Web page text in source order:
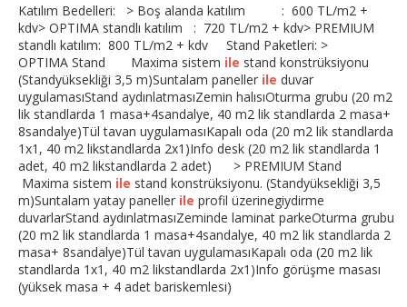
Katılım Bedelleri: > Boş alanda katılım : 600 TL/m2 +
kdv> OPTIMA standlı katılım : 720 TL/m2 + kdv> PREMIUM
standlı katılım: 800 TL/m2 + kdv Stand Paketleri: >
OPTIMA Stand Maxima sistem ile stand konstrüksiyonu
(Standyüksekliği 3,5 m)Suntalam paneller ile duvar
uygulamasıStand aydınlatmasıZemin halısıOturma grubu (20 m2
lik standlarda 1 masa+4sandalye, 40 m2 lik standlarda 2 masa+
8sandalye)Tül tavan uygulamasıKapalı oda (20 m2 lik standlarda
1x1, 40 m2 likstandlarda 2x1)Info desk (20 m2 lik standlarda 1
adet, 40 m2 likstandlarda 2 adet) > PREMIUM Stand
Maxima sistem ile stand konstrüksiyonu. (Standyüksekliği 3,5
m)Suntalam yatay paneller ile profil üzerinegiydirme
duvarlarStand aydınlatmasıZeminde laminat parkeOturma grubu
(20 m2 lik standlarda 1 masa+4sandalye, 40 m2 lik standlarda 2
masa+ 8sandalye)Tül tavan uygulamasıKapalı oda (20 m2 lik
standlarda 1x1, 40 m2 likstandlarda 2x1)Info görüşme masası
(yüksek masa + 4 adet bariskemlesi)